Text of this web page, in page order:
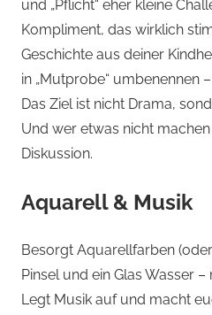
und „Pflicht“ eher kleine
Kompliment, das wirklich
Geschichte aus deiner
in „Mutprobe“ umbenennen
Das Ziel ist nicht Drama,
Und wer etwas nicht
Diskussion.
Aquarell & Musik
Besorgt Aquarellfarben
Pinsel und ein Glas Wasser
Legt Musik auf und macht